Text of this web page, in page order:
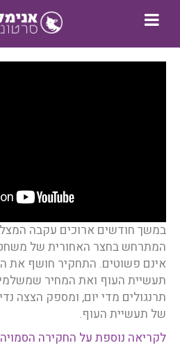
במשך חודשים ארוכים עקבה
המתרחש בחצר האחורית של
אינם פשוטים. התחקיר חושף את
תעשיית העוף ואת המחיר
תרנגולים מדי יום, ומספק הצצה
של תעשיית העוף.
לקריאה נוספת על החקירה